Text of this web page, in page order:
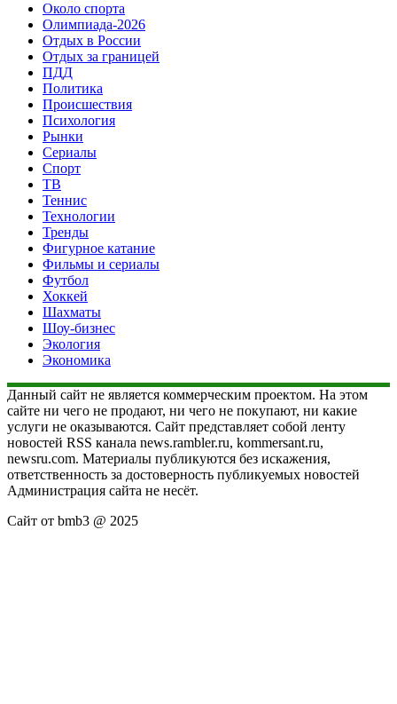
Около спорта
Олимпиада-2026
Отдых в России
Отдых за границей
ПДД
Политика
Происшествия
Психология
Рынки
Сериалы
Спорт
ТВ
Теннис
Технологии
Тренды
Фигурное катание
Фильмы и сериалы
Футбол
Хоккей
Шахматы
Шоу-бизнес
Экология
Экономика
Данный сайт не является коммерческим проектом. На этом
сайте ни чего не продают, ни чего не покупают, ни какие
услуги не оказываются. Сайт представляет собой ленту
новостей RSS канала news.rambler.ru, kommersant.ru,
newsru.com. Материалы публикуются без искажения,
ответственность за достоверность публикуемых новостей
Администрация сайта не несёт.
Сайт от bmb3 @ 2025